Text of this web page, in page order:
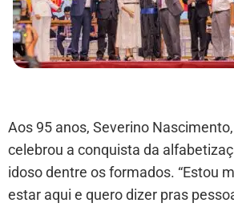
Aos 95 anos, Severino
celebrou a conquista da
idoso dentre os formados. “Estou
estar aqui e quero dizer pras